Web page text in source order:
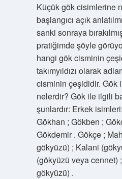
Küçük gök cisimlerine
başlangıcı açık
sanki sonraya
pratiğimde şöyle
hangi gök cisminin
takımyıldızı olarak
cisminin çeşididir. Gök
nelerdir? Gök ile ilgili
şunlardır: Erkek
Gökhan ; Gökben ;
Gökdemir . Gökçe ;
gökyüzü) ; Kalani
(gökyüzü veya cennet)
gökyüzü) .